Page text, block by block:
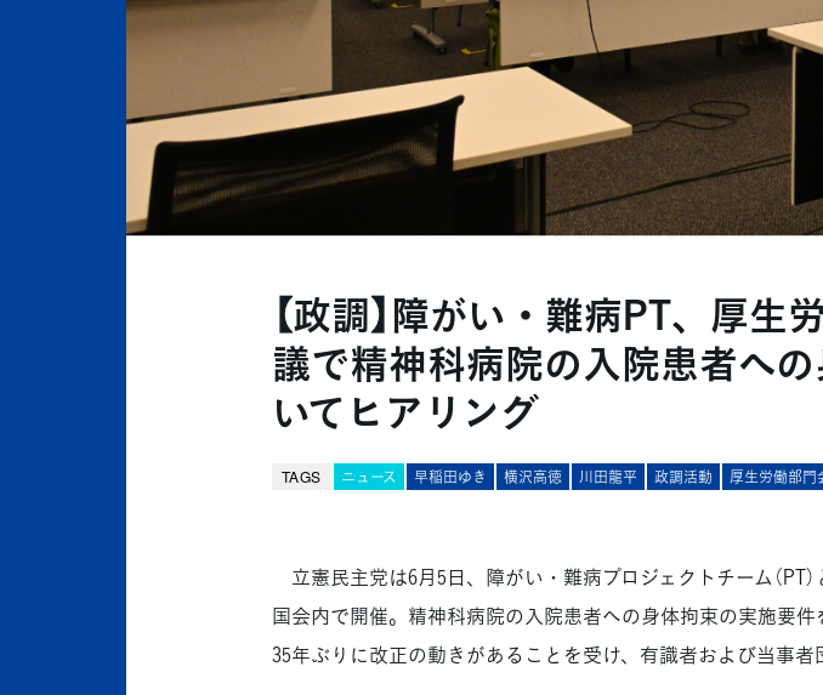
【政調】障がい・難病PT、厚生
議で精神科病院の入院患者へ
いてヒアリング
TAGS ニュース 早稲田ゆき 横沢高徳 川田龍平 政調活動 厚生労働部門
立憲民主党は6月5日、障がい・難病プロジェクトチーム（PT
国会内で開催。精神科病院の入院患者への身体拘束の実施要
35年ぶりに改正の動きがあることを受け、有識者および当事者